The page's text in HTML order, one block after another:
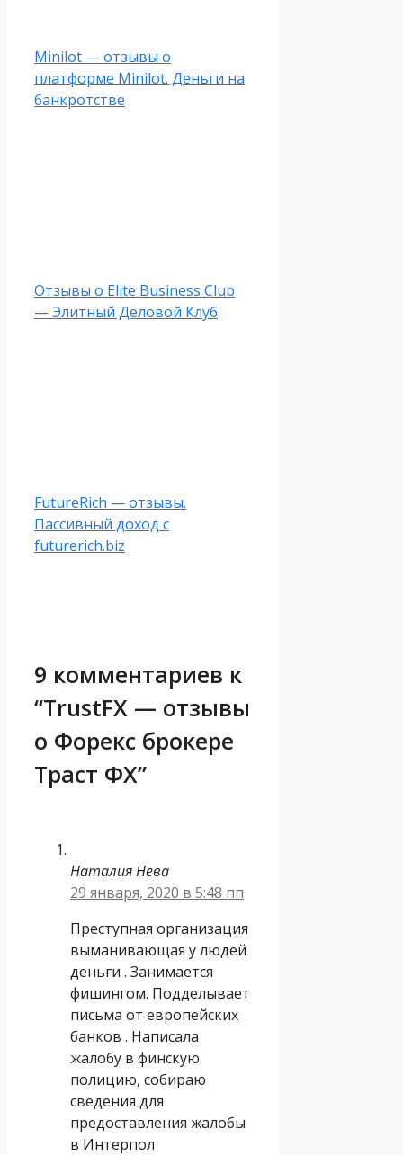
Minilot — отзывы о
платформе Minilot. Деньги на
банкротстве
Отзывы о Elite Business Club
— Элитный Деловой Клуб
FutureRich — отзывы.
Пассивный доход с
futurerich.biz
9 комментариев к
“TrustFX — отзывы
о Форекс брокере
Траст ФХ”
Наталия Нева
29 января, 2020 в 5:48 пп
Преступная организация
выманивающая у людей
деньги . Занимается
фишингом. Подделывает
письма от европейских
банков . Написала
жалобу в финскую
полицию, собираю
сведения для
предоставления жалобы
в Интерпол